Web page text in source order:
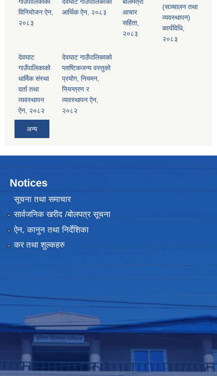
गाउँपालिकाको
विनियोजन ऐन,
२०८३
देवघाट गाउँपालिकाको
आर्थिक ऐन, २०८३
बालमैत्री
आचार
सहिंता,
२०८३
(सञ्चालन तथा
व्यवस्थापन)
कार्यविधि,
२०८३
देवघाट
गाउँपालिकाको
धार्मिक संस्था
दर्ता तथा
व्यवस्थापन
ऐन, २०८२
देवघाट गाउँपालिकाको
प्लाष्टिकजन्य वस्तुको
प्रयोग, नियमन,
नियन्त्रण र
व्यवस्थापन ऐन,
२०८२
अन्य
Notices
सूचना तथा समाचार
सार्वजनिक खरीद /बोलपत्र सूचना
ऐन, कानुन तथा निर्देशिका
कर तथा शुल्कहरु